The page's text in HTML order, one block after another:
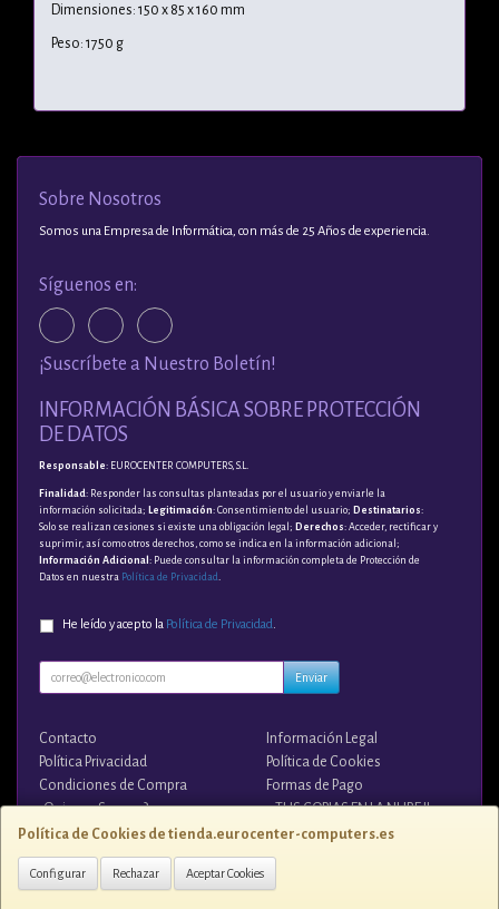
Dimensiones: 150 x 85 x 160 mm
Peso: 1750 g
Política de Cookies de tienda.eurocenter-computers.es
Configurar Rechazar Aceptar Cookies
Sobre Nosotros
Somos una Empresa de Informática, con más de 25 Años de experiencia.
Síguenos en:
¡Suscríbete a Nuestro Boletín!
INFORMACIÓN BÁSICA SOBRE PROTECCIÓN
DE DATOS
Responsable: EUROCENTER COMPUTERS, S.L.
Finalidad : Responder las consultas planteadas por el usuario y enviarle la
información solicitada; Legitimación: Consentimiento del usuario; Destinatarios:
Solo se realizan cesiones si existe una obligación legal; Derechos: Acceder, rectificar y
suprimir, así como otros derechos, como se indica en la información adicional;
Información Adicional : Puede consultar la información completa de Protección de
Datos en nuestra Política de Privacidad
He leído y acepto la Política de Privacidad.
Enviar
Contacto
Información Legal
Política Privacidad
Política de Cookies
Condiciones de Compra
Formas de Pago
¿Quienes Somos?
¡¡ TUS COPIAS EN LA NUBE !!
Contacto
tienda@eurocenter-computers.es